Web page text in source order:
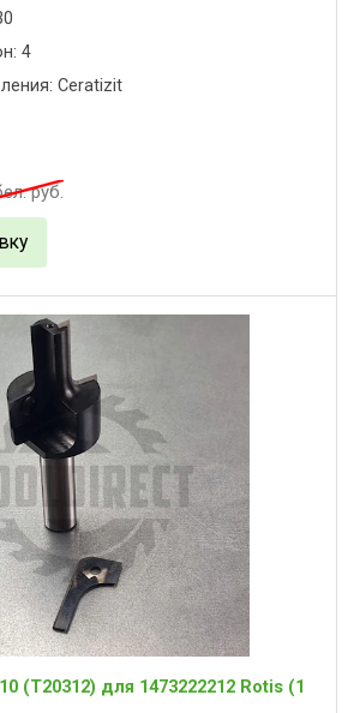
4
Ceratizit
руб.
(T20312) для 1473222212 Rotis (1